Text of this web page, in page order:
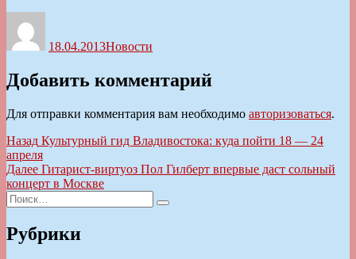
18.04.2013Новости
Добавить комментарий
Для отправки комментария вам необходимо авторизоваться.
Навигация
по
записям
Назад Предыдущая
запись:
Культурный гид Владивостока: куда пойти 18 — 24
апреля
Далее Следующая
запись:
Гитарист-виртуоз Пол Гилберт впервые даст сольный
концерт в Москве
Искать:
Поиск
Рубрики